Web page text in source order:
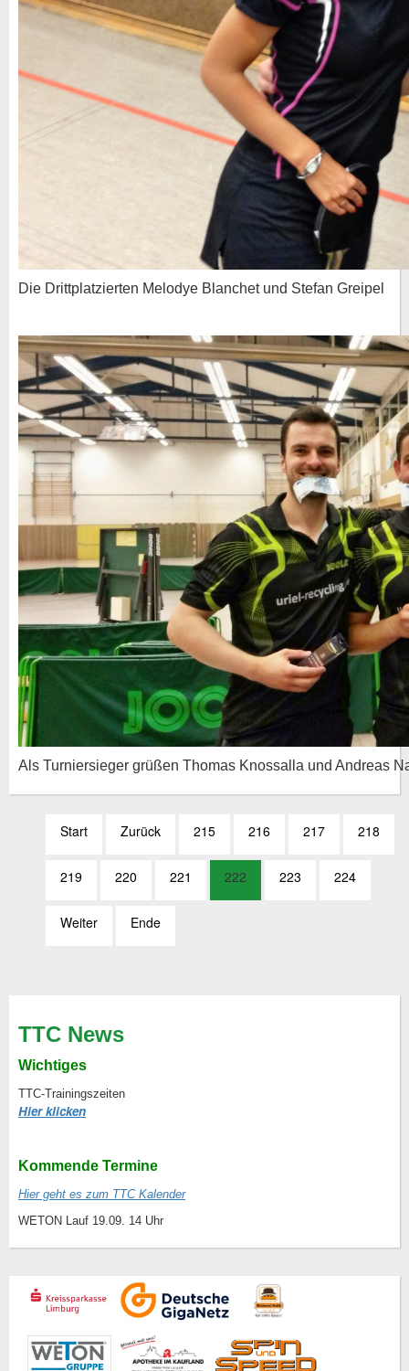
Die Drittplatzierten Melodye Blanchet und Stefan Greipel
Als Turniersieger grüßen Thomas Knossalla und Andreas
Start Zurück 215 216 217 218
219 220 221 222 223 224
Weiter Ende
TTC News
Wichtiges
TTC-Trainingszeiten
Hier klicken
Kommende Termine
Hier geht es zum TTC Kalender
WETON Lauf 19.09. 14 Uhr